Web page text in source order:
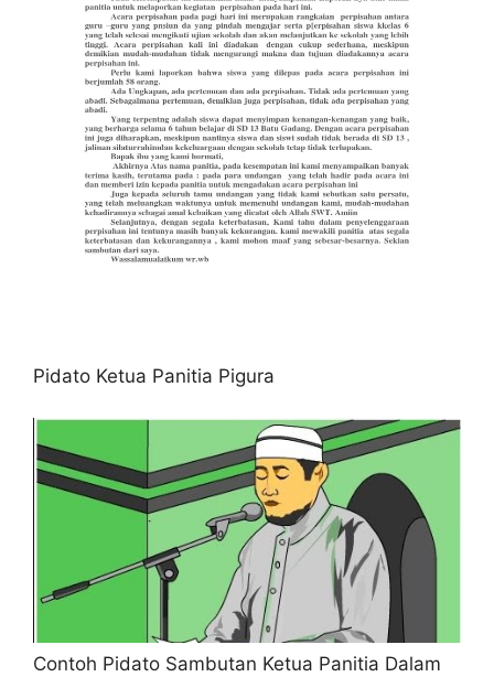
Pidato Ketua Panitia Pigura
Contoh Pidato Sambutan Ketua Panitia Dalam